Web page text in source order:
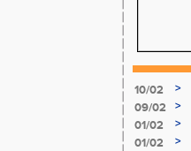
10/02 >
09/02
>
01/02
>
01/02
>